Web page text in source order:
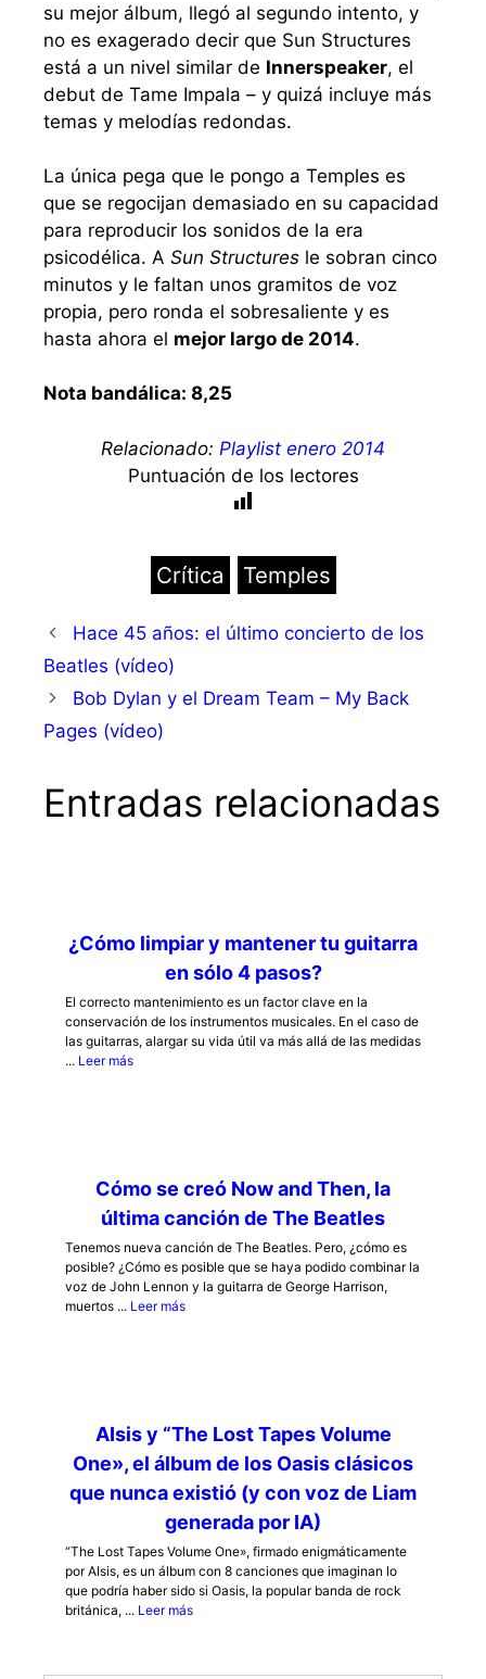
su mejor álbum, llegó al segundo intento, y
no es exagerado decir que Sun Structures
está a un nivel similar de Innerspeaker, el
debut de Tame Impala – y quizá incluye más
temas y melodías redondas.
La única pega que le pongo a Temples es
que se regocijan demasiado en su capacidad
para reproducir los sonidos de la era
psicodélica. A Sun Structures le sobran cinco
minutos y le faltan unos gramitos de voz
propia, pero ronda el sobresaliente y es
hasta ahora el mejor largo de 2014.
Nota bandálica: 8,25
Relacionado: Playlist enero 2014
Puntuación de los lectores
Etiquetas
Crítica Temples
Hace 45 años: el último concierto de los
Beatles (vídeo)
Bob Dylan y el Dream Team – My Back
Pages (vídeo)
Entradas relacionadas
¿Cómo limpiar y mantener tu guitarra
en sólo 4 pasos?
El correcto mantenimiento es un factor clave en la
conservación de los instrumentos musicales. En el caso de
las guitarras, alargar su vida útil va más allá de las medidas
... Leer más
Cómo se creó Now and Then, la
última canción de The Beatles
Tenemos nueva canción de The Beatles. Pero, ¿cómo es
posible? ¿Cómo es posible que se haya podido combinar la
voz de John Lennon y la guitarra de George Harrison,
muertos ... Leer más
AIsis y “The Lost Tapes Volume
One», el álbum de los Oasis clásicos
que nunca existió (y con voz de Liam
generada por IA)
“The Lost Tapes Volume One», firmado enigmáticamente
por AIsis, es un álbum con 8 canciones que imaginan lo
que podría haber sido si Oasis, la popular banda de rock
británica, ... Leer más